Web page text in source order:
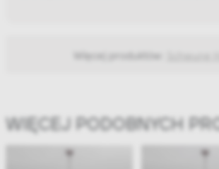
Więcej produktów:
WIĘCEJ PODOBNYCH